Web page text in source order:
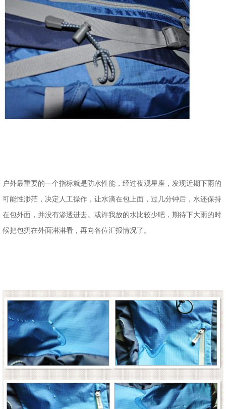
户外最重要的一个指标就是防水性能，经过夜观星座，发现近期下雨的
可能性渺茫，决定人工操作，让水滴在包上面，过几分钟后，水还保持
在包外面，并没有渗透进去。或许我放的水比较少吧，期待下大雨的时
候把包扔在外面淋淋看，再向各位汇报情况了。